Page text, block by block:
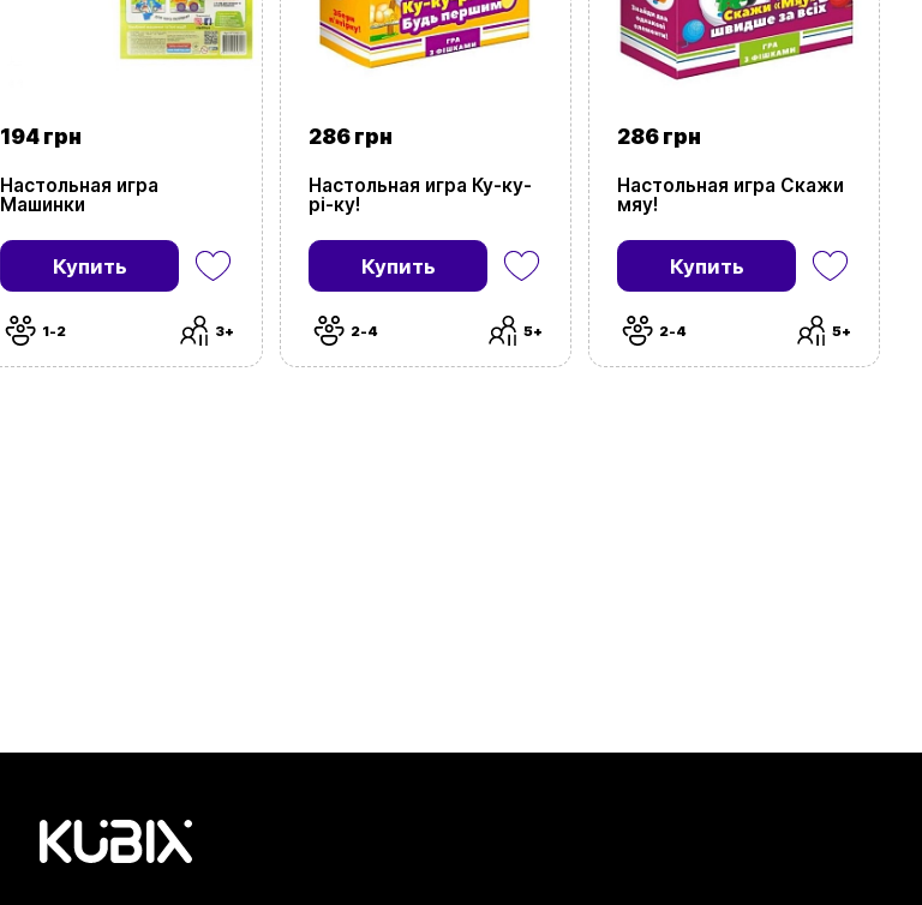
194 грн
Настольная игра
Машинки
Купить
1-2 3+
286 грн
Настольная игра Ку-ку-
рі-ку!
Купить
2-4 5+
286 грн
Настольная игра Скажи
мяу!
Купить
2-4 5+